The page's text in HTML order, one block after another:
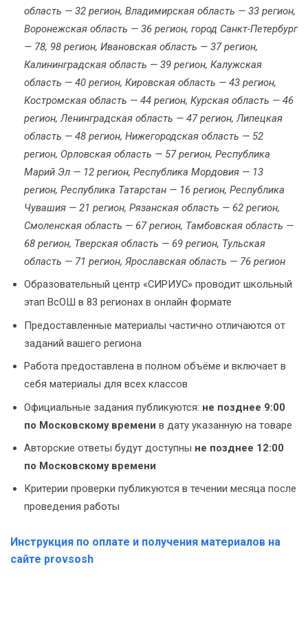
область — 32 регион, Владимирская область — 33 регион,
Воронежская область — 36 регион, город Санкт-Петербург
— 78, 98 регион, Ивановская область — 37 регион,
Калининградская область — 39 регион, Калужская
область — 40 регион, Кировская область — 43 регион,
Костромская область — 44 регион, Курская область — 46
регион, Ленинградская область — 47 регион, Липецкая
область — 48 регион, Нижегородская область — 52
регион, Орловская область — 57 регион, Республика
Марий Эл — 12 регион, Республика Мордовия — 13
регион, Республика Татарстан — 16 регион, Республика
Чувашия — 21 регион, Рязанская область — 62 регион,
Смоленская область — 67 регион, Тамбовская область —
68 регион, Тверская область — 69 регион, Тульская
область — 71 регион, Ярославская область — 76 регион
Образовательный центр «СИРИУС» проводит школьный
этап ВсОШ в 83 регионах в онлайн формате
Предоставленные материалы частично отличаются от
заданий вашего региона
Работа предоставлена в полном объёме и включает в
себя материалы для всех классов
Официальные задания публикуются: не позднее 9:00
по Московскому времени в дату указанную на товаре
Авторские ответы будут доступны не позднее 12:00
по Московскому времени
Критерии проверки публикуются в течении месяца после
проведения работы
Инструкция по оплате и получения материалов на
сайте provsosh